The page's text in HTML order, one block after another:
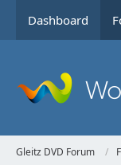
Dashboard
Gleitz DVD Forum